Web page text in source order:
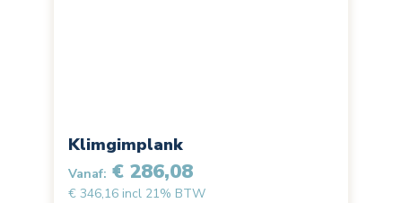
Klimgimplank
Vanaf: € 286,08
€ 346,16 incl 21% BTW